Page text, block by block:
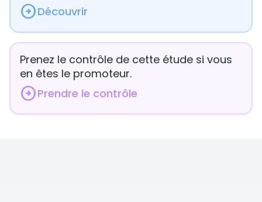
arrow_circle_rightDécouvrir
Prenez le contrôle de cette étude si vous
en êtes le promoteur.
arrow_circle_rightPrendre le contrôle